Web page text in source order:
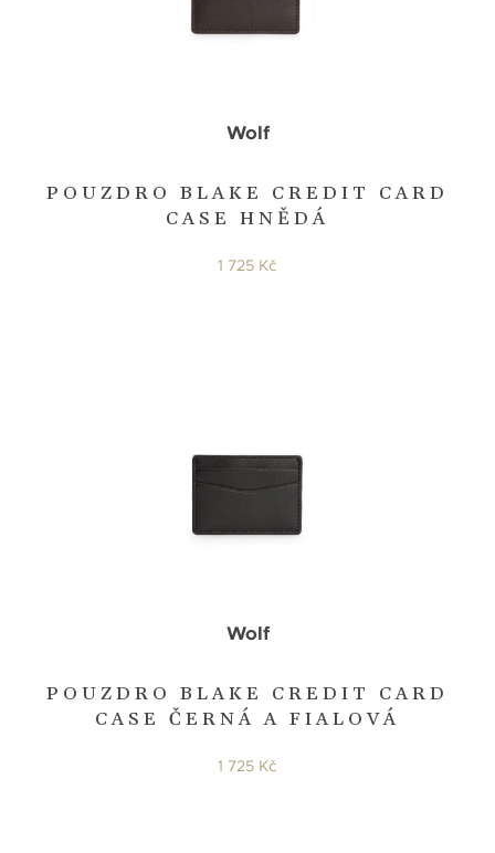
POUZDRO BLAKE CREDIT CARD
CASE HNĚDÁ
Wolf
1 725 Kč
POUZDRO BLAKE CREDIT CARD
CASE ČERNÁ A FIALOVÁ
Wolf
1 725 Kč